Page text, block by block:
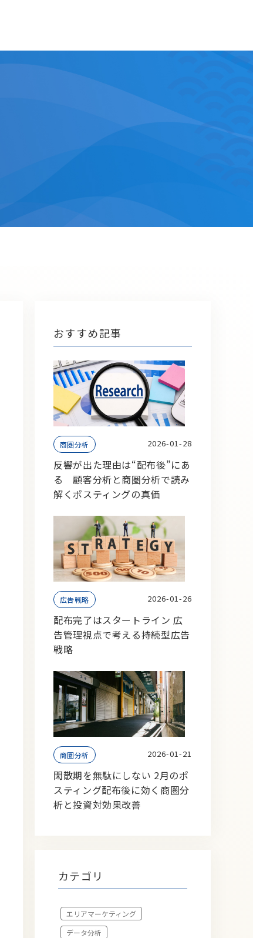
おすすめ記事
商圏分析 2026-01-28
反響が出た理由は“配布後”にあ
る 顧客分析と商圏分析で読み
解くポスティングの真価
広告戦略 2026-01-26
配布完了はスタートライン 広
告管理視点で考える持続型広告
戦略
商圏分析 2026-01-21
閑散期を無駄にしない 2月のポ
スティング配布後に効く商圏分
析と投資対効果改善
カテゴリ
エリアマーケティング
データ分析